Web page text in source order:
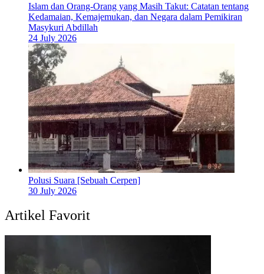
Islam dan Orang-Orang yang Masih Takut: Catatan tentang
Kedamaian, Kemajemukan, dan Negara dalam Pemikiran
Masykuri Abdillah
24 July 2026
Polusi Suara [Sebuah Cerpen]
30 July 2026
Artikel Favorit